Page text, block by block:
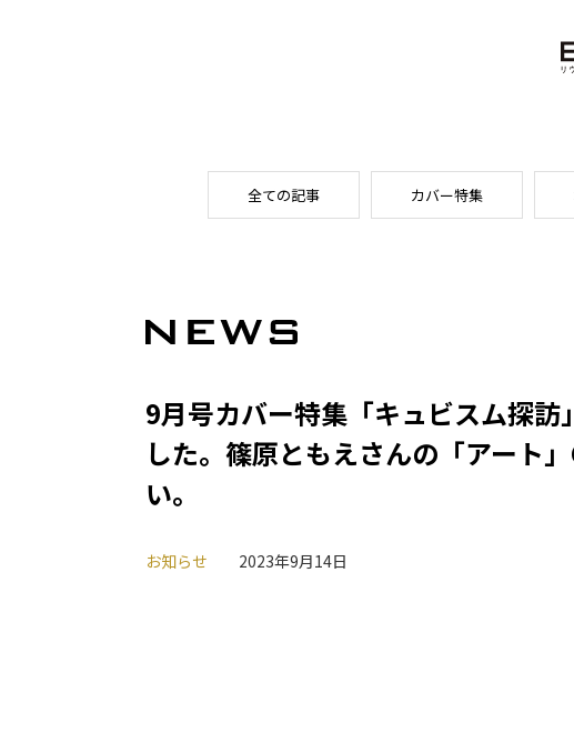
全ての記事 カバー特集
9月号カバー特集「キュビスム探
した。篠原ともえさんの「アート
い。
お知らせ 2023年9月14日